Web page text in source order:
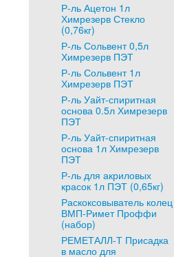
Р-ль Ацетон 1л
Химрезерв Стекло
(0,76кг)
Р-ль Сольвент 0,5л
Химрезерв ПЭТ
Р-ль Сольвент 1л
Химрезерв ПЭТ
Р-ль Уайт-спиритная
основа 0.5л Химрезерв
ПЭТ
Р-ль Уайт-спиритная
основа 1л Химрезерв
ПЭТ
Р-ль для акриловых
красок 1л ПЭТ (0,65кг)
Раскоксовыватель колец
ВМП-Римет Проффи
(набор)
РЕМЕТАЛЛ-Т Присадка
в масло для